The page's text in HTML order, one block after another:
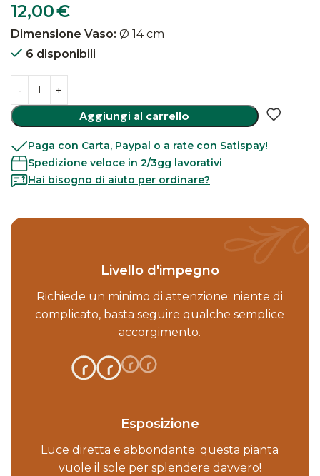
12,00€
Dimensione Vaso: Ø 14 cm
6 disponibili
Aggiungi al carrello
Paga con Carta, Paypal o a rate con Satispay!
Spedizione veloce in 2/3gg lavorativi
Hai bisogno di aiuto per ordinare?
Livello d'impegno
Richiede un minimo di attenzione: niente di
complicato, basta seguire qualche semplice
accorgimento.
Esposizione
Luce diretta e abbondante: questa pianta
vuole il sole per splendere davvero!